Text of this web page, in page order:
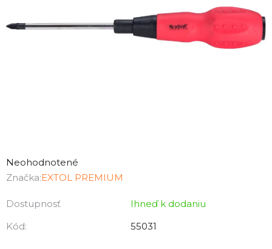
hodnotenie
produktu
0,0
z
Neohodnotené
Značka:EXTOL PREMIUM
Dostupnosť
Ihneď k dodaniu
Kód:
55031